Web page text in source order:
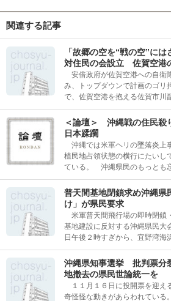
関連する記事
「故郷の空を“戦の空”に
対住民の会設立 佐賀空港
安倍政府が佐賀空港への自衛
み、トップダウンで計画のゴリ
で、佐賀空港を抱える佐賀市川
＜論壇＞ 沖縄戦の住民殺
日本蹂躙
沖縄では米軍ヘリの墜落炎上
植民地占領状態の横行にたいし
ている。 沖縄県民のもっとも
普天間基地閉鎖求め沖縄
け」が県民要求
米軍普天間飛行場の即時閉鎖
基地建設に反対する沖縄県民大
日午後２時すぎから、宜野湾海
沖縄県知事選挙 批判票分
地撤去の県民世論統一を
１１月１６日に投開票を迎え
奇怪怪な動きがあらわれている